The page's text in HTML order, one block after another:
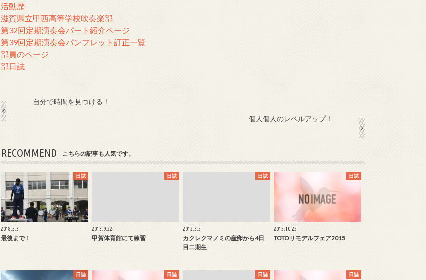
活動歴
滋賀県立甲西高等学校吹奏楽部
第32回定期演奏会パート紹介ページ
第39回定期演奏会パンフレット訂正一覧
部員のページ
部日誌
自分で時間を見つける！
個人個人のレベルアップ！
RECOMMEND こちらの記事も人気です。
日誌
2018.5.3
最後まで！
日誌
2013.9.22
甲賀体育館にて練習
日誌
2012.3.5
カクレクマノミの産卵から4日
目二期生
日誌
2015.10.25
TOTOリモデルフェア2015
日誌 日誌 日誌 日誌